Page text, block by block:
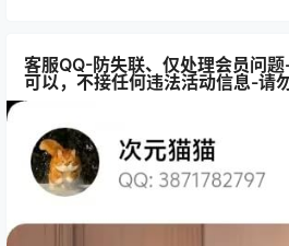
客服QQ-防失联、仅处理会员问
可以，不接任何违法活动信息-请